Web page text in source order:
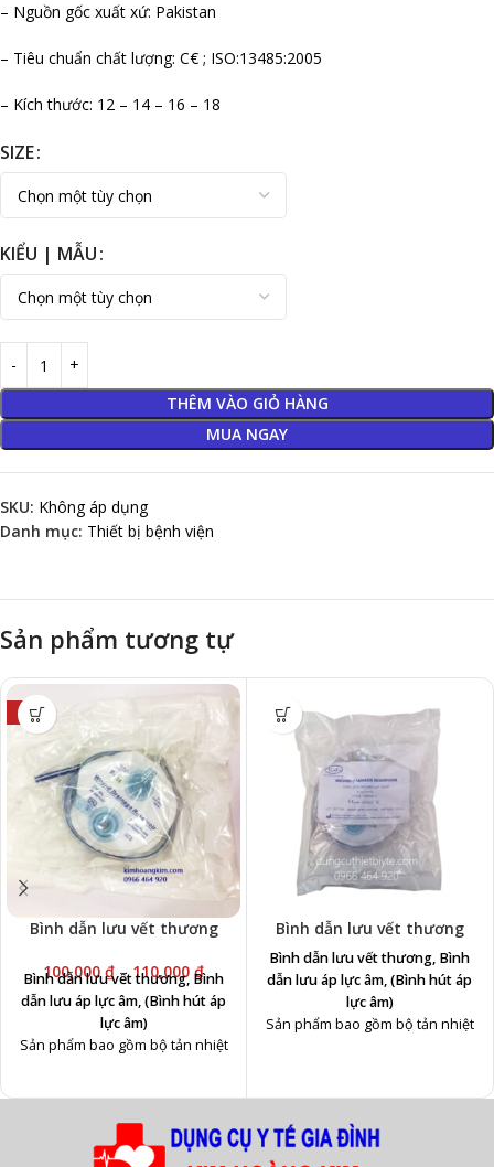
– Nguồn gốc xuất xứ: Pakistan
– Tiêu chuẩn chất lượng: C€ ; ISO:13485:2005
– Kích thước: 12 – 14 – 16 – 18
SIZE
KIỂU | MẪU
THÊM VÀO GIỎ HÀNG
MUA NGAY
SKU: Không áp dụng
Danh mục: Thiết bị bệnh viện
Sản phẩm tương tự
-9%
Bình dẫn lưu vết thương
100,000₫ – 110,000 ₫
Bình dẫn lưu vết thương, Bình
dẫn lưu áp lực âm, (Bình hút áp
lực âm)
Sản phẩm bao gồm bộ tản nhiệt
Có thể thay thế ống thoát nước
PVC bằng ống thoát nước
Bình dẫn lưu vết thương
Bình dẫn lưu vết thương, Bình
dẫn lưu áp lực âm, (Bình hút áp
lực âm)
Sản phẩm bao gồm bộ tản nhiệt
thiểu sự thiếu hụt của điện trở.
Có thể thay thế ống thoát nước